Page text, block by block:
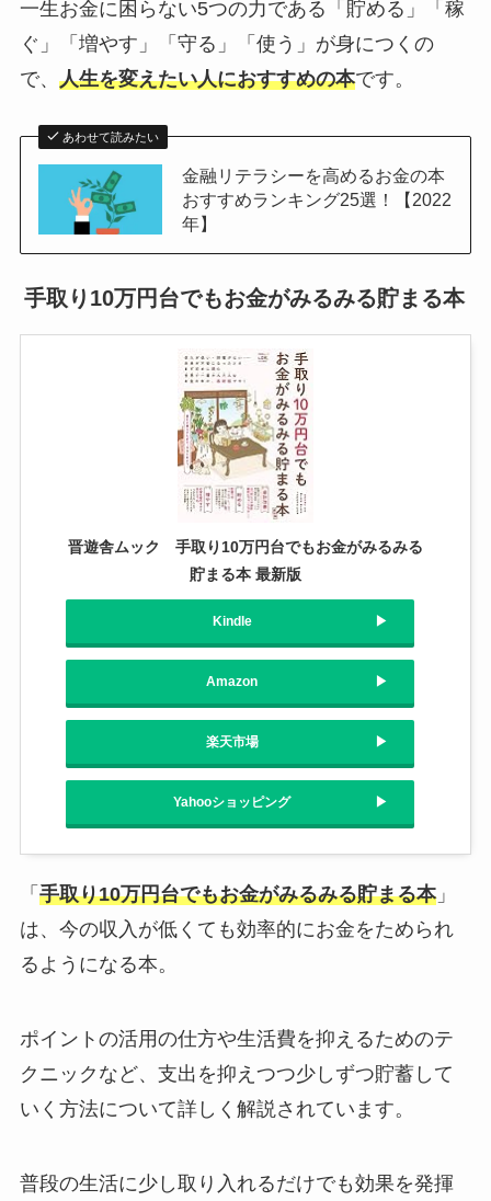
一生お金に困らない5つの力である「貯める」「稼
ぐ」「増やす」「守る」「使う」が身につくの
で、 人生を変えたい人におすすめの本です。
あわせて読みたい
金融リテラシーを高めるお金の本
おすすめランキング25選！【2022
年】
手取り10万円台でもお金がみるみる貯まる本
晋遊舎ムック 手取り10万円台でもお金がみるみる
貯まる本 最新版
Kindle
Amazon
楽天市場
Yahooショッピング
「 手取り10万円台でもお金がみるみる貯まる本」
は、今の収入が低くても効率的にお金をためられ
るようになる本。
ポイントの活用の仕方や生活費を抑えるためのテ
クニックなど、支出を抑えつつ少しずつ貯蓄して
いく方法について詳しく解説されています。
普段の生活に少し取り入れるだけでも効果を発揮